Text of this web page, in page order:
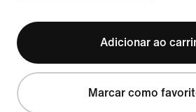
Adicionar ao
Marcar como